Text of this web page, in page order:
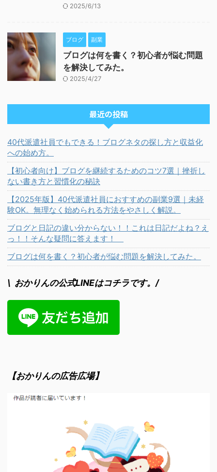
2025/6/13
ブログ 副業
ブログは何を書く？初心者が悩む問題
を解決してみた。
2025/4/27
最近の投稿
40代派遣社員でもできる！ブログネタの探し方と収益化
への始め方。
【初心者向け】ブログを継続するためのコツ7選｜挫折し
ない書き方と習慣化の秘訣
【2025年版】40代派遣社員におすすめの副業9選｜未経
験OK。無理なく始められる方法をやさしく解説。
ブログと日記の違い分からない！！これは日記だよね？え
っ！！そんな疑問に答えます！
ブログは何を書く？初心者が悩む問題を解決してみた。
\ おかりんの公式LINEはコチラです。/
【おかりんの広告広場】